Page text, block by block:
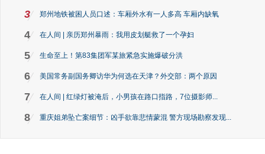
3 郑州地铁被困人员口述：车厢外水有一人多高 车厢内缺氧
4 在人间 | 亲历郑州暴雨：我用皮划艇救了一个孕妇
5 生命至上！第83集团军某旅紧急实施爆破分洪
6 美国常务副国务卿访华为何选在天津？外交部：两个原因
7 在人间 | 红绿灯被淹后，小男孩在路口指路，7位摄影师...
8 重庆姐弟坠亡案细节：凶手欲靠悲情蒙混 警方现场勘察发现...